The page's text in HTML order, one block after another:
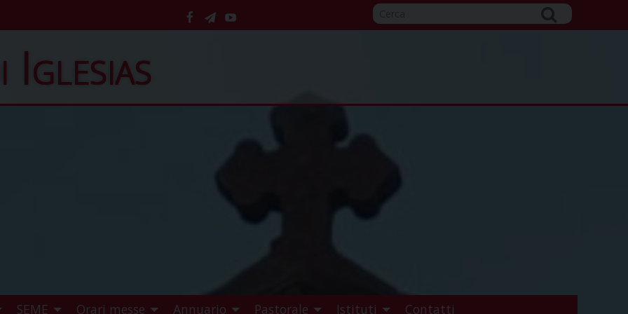
facebook
telegram
YouTube
Iglesias
SEME Orari messe Annuario Pastorale Istituti Contatti